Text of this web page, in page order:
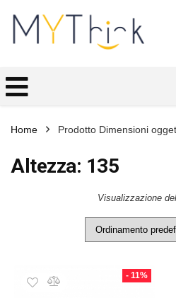
Home Prodotto Dimensioni
Altezza: 135
Visualizzazione
- 11%